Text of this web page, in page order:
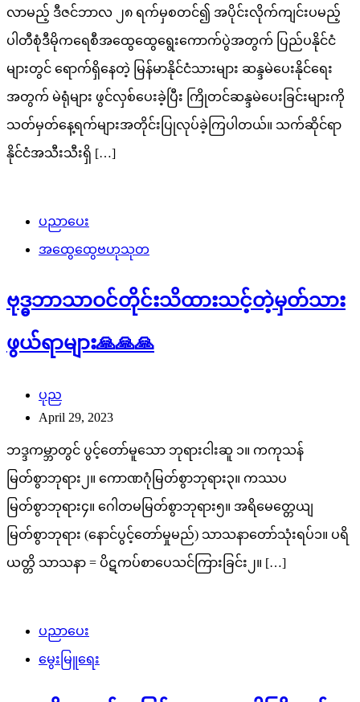
လာမည့် ဒီဇင်ဘာလ ၂၈ ရက်မှစတင်၍ အပိုင်းလိုက်ကျင်းပမည့်
ပါတီစုံဒီမိုကရေစီအထွေထွေရွေးကောက်ပွဲအတွက် ပြည်ပနိုင်ငံ
များတွင် ရောက်ရှိနေတဲ့ မြန်မာနိုင်ငံသားများ ဆန္ဒမဲပေးနိုင်ရေး
အတွက် မဲရုံများ ဖွင်လှစ်ပေးခဲ့ပြီး ကြိုတင်ဆန္ဒမဲပေးခြင်းများကို
သတ်မှတ်နေ့ရက်များအတိုင်းပြုလုပ်ခဲ့ကြပါတယ်။ သက်ဆိုင်ရာ
နိုင်ငံအသီးသီးရှိ […]
ပညာပေး
အထွေထွေဗဟုသုတ
ဗုဒ္ဓဘာသာဝင်တိုင်းသိထားသင့်တဲ့မှတ်သား
ဖွယ်ရာများ🙏🙏🙏
ပုည
April 29, 2023
ဘဒ္ဒကမ္ဘာတွင် ပွင့်တော်မူသော ဘုရားငါးဆူ ၁။ ကကုသန်
မြတ်စွာဘုရား၂။ ကောဏဂုံမြတ်စွာဘုရား၃။ ကဿပ
မြတ်စွာဘုရား၄။ ဂေါတမမြတ်စွာဘုရား၅။ အရိမေတ္တေယျ
မြတ်စွာဘုရား (နောင်ပွင့်တော်မှုမည်) သာသနာတော်သုံးရပ်၁။ ပရိ
ယတ္တိ သာသနာ = ပိဋကပ်စာပေသင်ကြားခြင်း၂။ […]
ပညာပေး
မွေးမြူရေး